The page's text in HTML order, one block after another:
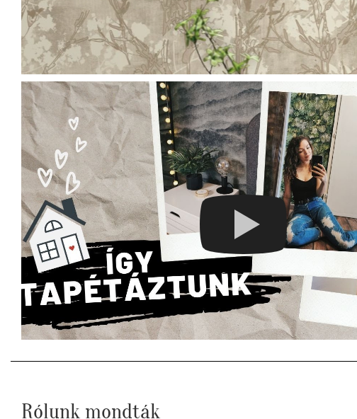
Rólunk mondták